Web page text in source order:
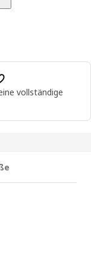
vollständige